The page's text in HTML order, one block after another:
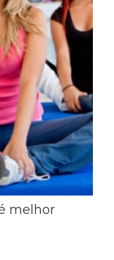
melhor